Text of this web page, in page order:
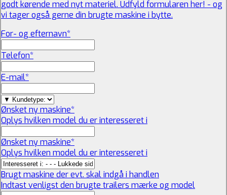
godt kørende med nyt materiel. Udfyld formularen her! - og
vi tager også gerne din brugte maskine i bytte.
For- og efternavn*
Telefon*
E-mail*
Ønsket ny maskine*
Oplys hvilken model du er interesseret i
Ønsket ny maskine*
Oplys hvilken model du er interesseret i
Brugt maskine der evt. skal indgå i handlen
Indtast venligst den brugte trailers mærke og model